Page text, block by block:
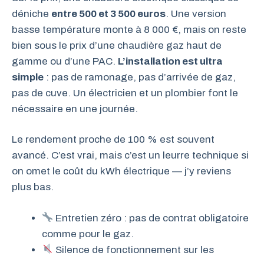
déniche entre 500 et 3 500 euros. Une version
basse température monte à 8 000 €, mais on reste
bien sous le prix d’une chaudière gaz haut de
gamme ou d’une PAC. L’installation est ultra
simple : pas de ramonage, pas d’arrivée de gaz,
pas de cuve. Un électricien et un plombier font le
nécessaire en une journée.
Le rendement proche de 100 % est souvent
avancé. C’est vrai, mais c’est un leurre technique si
on omet le coût du kWh électrique — j’y reviens
plus bas.
Entretien zéro : pas de contrat obligatoire
comme pour le gaz.
Silence de fonctionnement sur les